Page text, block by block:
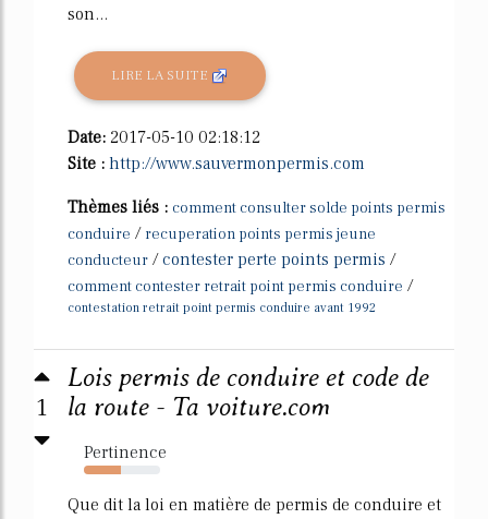
son...
LIRE LA SUITE
Date: 2017-05-10 02:18:12
Site : http://www.sauvermonpermis.com
Thèmes liés : comment consulter solde points permis
conduire / recuperation points permis jeune
conducteur /contester perte points permis /
comment contester retrait point permis conduire /
contestation retrait point permis conduire avant 1992
1
Lois permis de conduire et code de
la route - Ta voiture.com
Pertinence
48%
Que dit la loi en matière de permis de conduire et